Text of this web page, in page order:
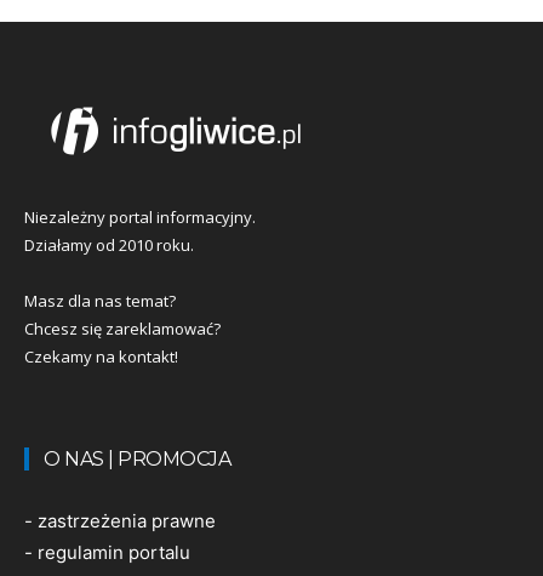
Niezależny portal informacyjny.
Działamy od 2010 roku.
Masz dla nas temat?
Chcesz się zareklamować?
Czekamy na kontakt!
O NAS | PROMOCJA
- zastrzeżenia prawne
- regulamin portalu